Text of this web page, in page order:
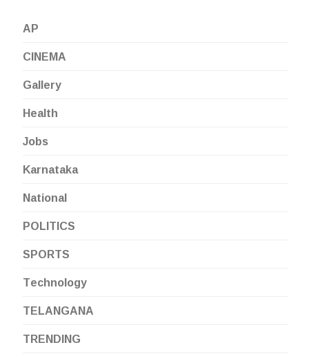
AP
CINEMA
Gallery
Health
Jobs
Karnataka
National
POLITICS
SPORTS
Technology
TELANGANA
TRENDING